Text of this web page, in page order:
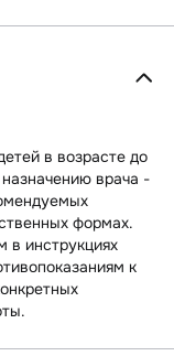
в возрасте до
врача -
формах.
в инструкциях
к